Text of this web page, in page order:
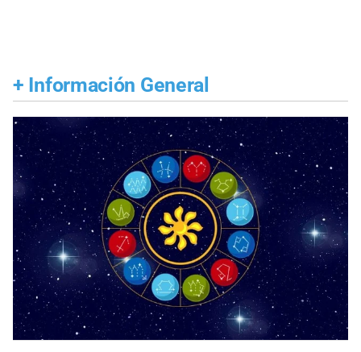
+ Información General